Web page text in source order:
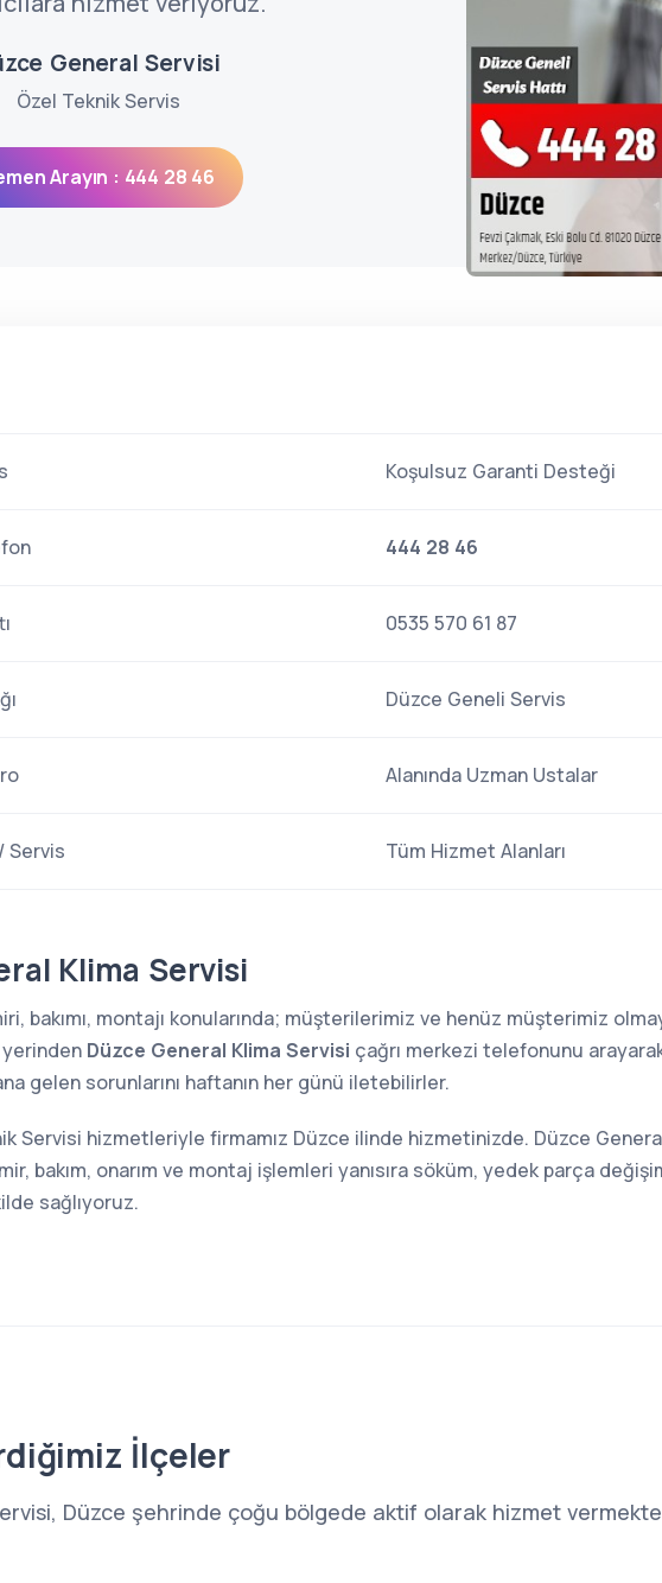
General Servisi
Özel Teknik Servis
Arayın : 444 28 46
Koşulsuz Garanti Desteği
444 28 46
0535 570 61 87
Düzce Geneli Servis
Alanında Uzman Ustalar
Servis Tüm Hizmet Alanları
Klima Servisi
bakımı, montajı konularında; müşterilerimiz ve henüz müşterimiz
Düzce General Klima Servisi çağrı merkezi telefonunu
gelen sorunlarını haftanın her günü iletebilirler.
Servisi hizmetleriyle firmamız Düzce ilinde hizmetinizde. Düzce
bakım, onarım ve montaj işlemleri yanısıra söküm, yedek parça
sağlıyoruz.
İlçeler
Düzce şehrinde çoğu bölgede aktif olarak hizmet